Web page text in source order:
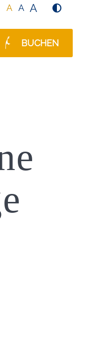
A A A
BUCHEN